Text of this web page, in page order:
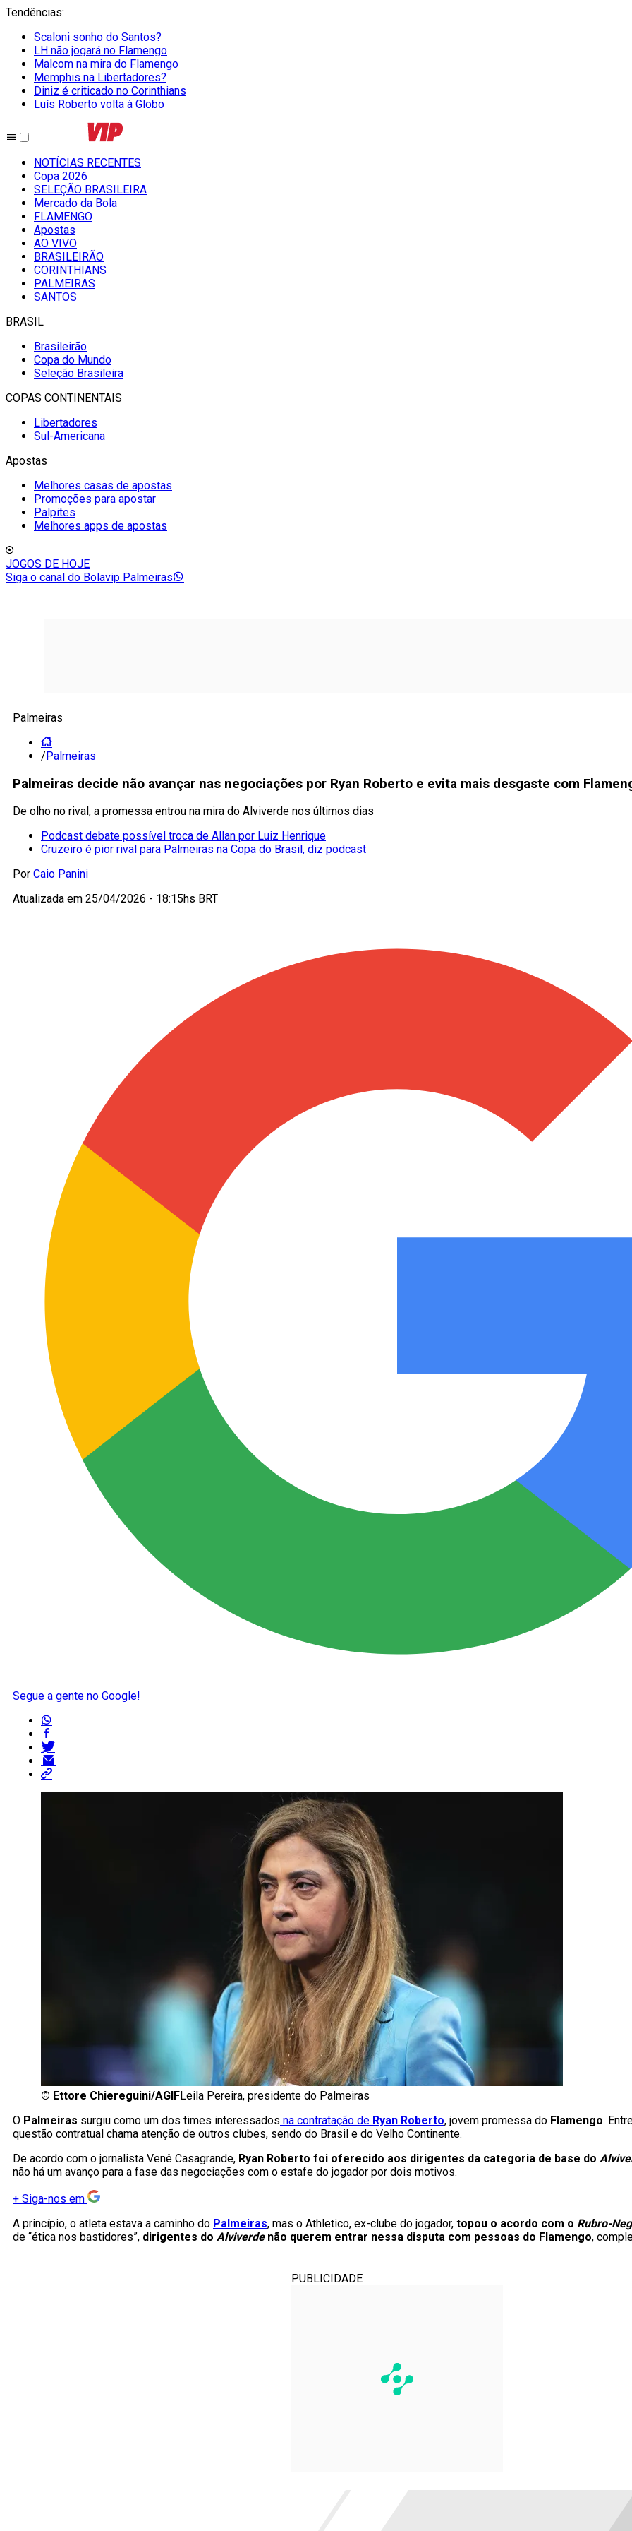
Tendências:
Scaloni sonho do Santos?
LH não jogará no Flamengo
Malcom na mira do Flamengo
Memphis na Libertadores?
Diniz é criticado no Corinthians
Luís Roberto volta à Globo
NOTÍCIAS RECENTES
Copa 2026
SELEÇÃO BRASILEIRA
Mercado da Bola
FLAMENGO
Apostas
AO VIVO
BRASILEIRÃO
CORINTHIANS
PALMEIRAS
SANTOS
BRASIL
Brasileirão
Copa do Mundo
Seleção Brasileira
COPAS CONTINENTAIS
Libertadores
Sul-Americana
Apostas
Melhores casas de apostas
Promoções para apostar
Palpites
Melhores apps de apostas
JOGOS DE HOJE
Siga o canal do Bolavip Palmeiras
Palmeiras
/Palmeiras
Palmeiras decide não avançar nas negociações por Ryan Roberto e evita mais desgaste com
De olho no rival, a promessa entrou na mira do Alviverde nos últimos dias
Podcast debate possível troca de Allan por Luiz Henrique
Cruzeiro é pior rival para Palmeiras na Copa do Brasil, diz podcast
Por Caio Panini
Atualizada em 25/04/2026 - 18:15hs BRT
Segue a gente no Google!
© Ettore Chiereguini/AGIFLeila Pereira, presidente do Palmeiras
O Palmeiras surgiu como um dos times interessados na contratação de Ryan Roberto, jovem promessa do Flamengo.
questão contratual chama atenção de outros clubes, sendo do Brasil e do Velho Continente.
De acordo com o jornalista Venê Casagrande, Ryan Roberto foi oferecido aos dirigentes da categoria de base do
não há um avanço para a fase das negociações com o estafe do jogador por dois motivos.
+ Siga-nos em
A princípio, o atleta estava a caminho do Palmeiras, mas o Athletico, ex-clube do jogador, topou o acordo com o Rubro-
de “ética nos bastidores”, dirigentes do Alviverde não querem entrar nessa disputa com pessoas do Flamengo,
PUBLICIDADE